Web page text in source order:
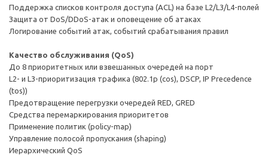
Поддержка списков контроля доступа (ACL) на базе L2/L3/L4-полей
Защита от DoS/DDoS-атак и оповещение об атаках
Логирование событий атак, событий срабатывания правил
Качество обслуживания (QoS)
До 8 приоритетных или взвешанных очередей на порт
L2- и L3-приоритизация трафика (802.1p (cos), DSCP, IP Precedence
(tos))
Предотвращение перегрузки очередей RED, GRED
Средства перемаркирования приоритетов
Применение политик (policy-map)
Управление полосой пропускания (shaping)
Иерархический QоS